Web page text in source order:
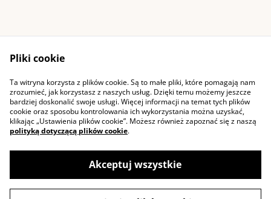
Kontakt
Warunki ogólne
Polityka prywatności
Cookie
©2026Pozytywniezaplatane
Pliki cookie
Ta witryna korzysta z plików cookie. Są to małe pliki, które pomagają nam
zrozumieć, jak korzystasz z naszych usług. Dzięki temu możemy jeszcze
bardziej doskonalić swoje usługi. Więcej informacji na temat tych plików
cookie oraz sposobu kontrolowania ich wykorzystania można uzyskać,
klikając „Ustawienia plików cookie”. Możesz również zapoznać się z naszą
polityką dotyczącą plików cookie.
Akceptuj wszystkie